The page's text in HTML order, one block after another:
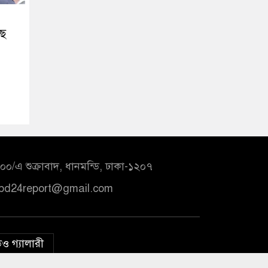
এ শুক্রাবাদ, ধানমন্ডি, ঢাকা-১২০৭
গ্যালারী